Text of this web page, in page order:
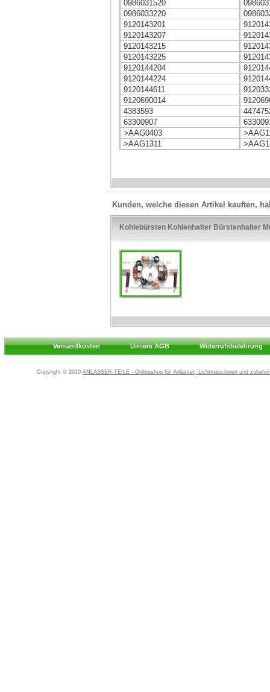
0986031520
0986033220
9120143201
9120143207
9120143215
9120143225
9120144204
9120144224
9120144611
9120690014
4383593
63300907
>AAG0403
>AAG1311
Kunden, welche diesen Artikel kauften,
Kohlebürsten Kohlenhalter Bürstenhalter
Versandkosten Unsere AGB Widerrufsbelehrung
Copyright © 2010 ANLASSER-TEILE - Onlineshop für Anlasser, Lichtmaschinen und zubehör